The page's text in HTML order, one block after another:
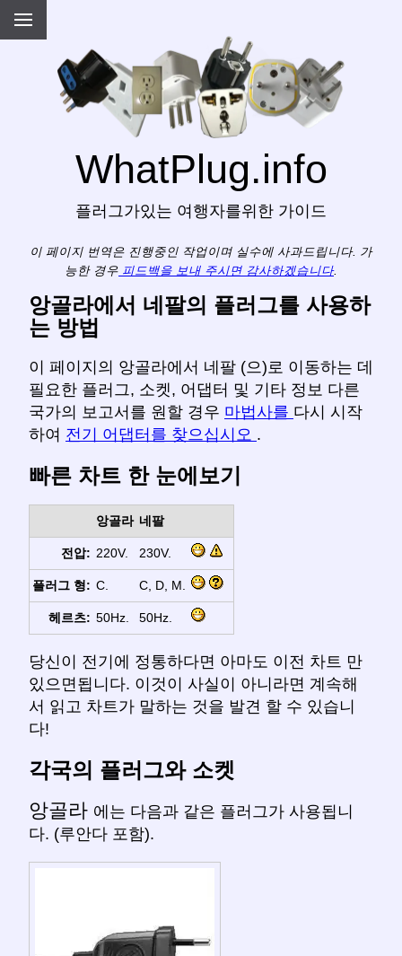
WhatPlug.info
플러그가있는 여행자를위한 가이드
이 페이지 번역은 진행중인 작업이며 실수에 사과드립니다. 가
능한 경우 피드백을 보내 주시면 감사하겠습니다.
앙골라에서 네팔의 플러그를 사용하
는 방법
이 페이지의 앙골라에서 네팔 (으)로 이동하는 데
필요한 플러그, 소켓, 어댑터 및 기타 정보 다른
국가의 보고서를 원할 경우 마법사를 다시 시작
하여 전기 어댑터를 찾으십시오 .
빠른 차트 한 눈에보기
앙골라 네팔
전압: 220V. 230V.
플러그 형: C. C, D, M.
헤르츠: 50Hz. 50Hz.
당신이 전기에 정통하다면 아마도 이전 차트 만
있으면됩니다. 이것이 사실이 아니라면 계속해
서 읽고 차트가 말하는 것을 발견 할 수 있습니
다!
각국의 플러그와 소켓
앙골라 에는 다음과 같은 플러그가 사용됩니
다. (루안다 포함).